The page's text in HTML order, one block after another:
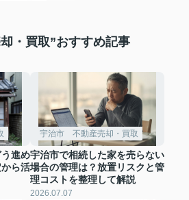
・買取”おすすめ記事
進め
ら活
宇治市 不動産売却・買取
宇治市で相続した家を売らない
場合の管理は？放置リスクと管
理コストを整理して解説
2026.07.07